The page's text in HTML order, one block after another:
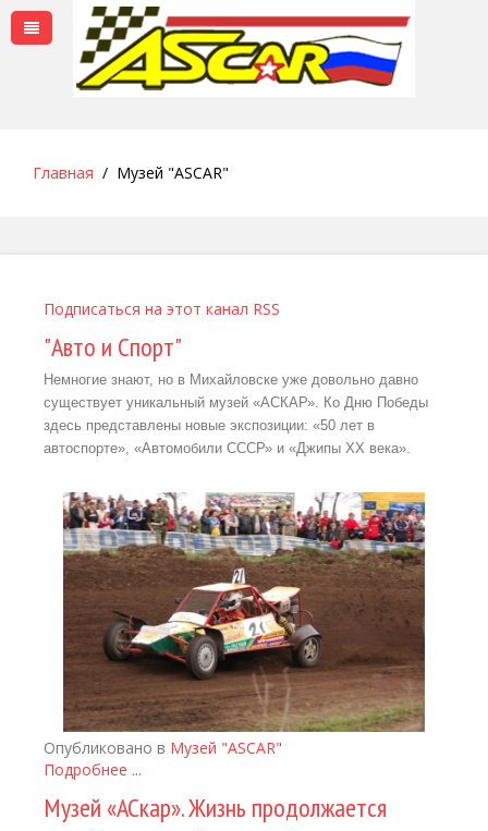
Главная Музей "ASCAR"
Подписаться на этот канал RSS
"Авто и Спорт"
Немногие знают, но в Михайловске уже довольно давно
существует уникальный музей «АСКАР». Ко Дню Победы
здесь представлены новые экспозиции: «50 лет в
автоспорте», «Автомобили СССР» и «Джипы ХХ века».
Опубликовано в Музей "ASCAR"
Подробнее ...
Музей «АСкар». Жизнь продолжается